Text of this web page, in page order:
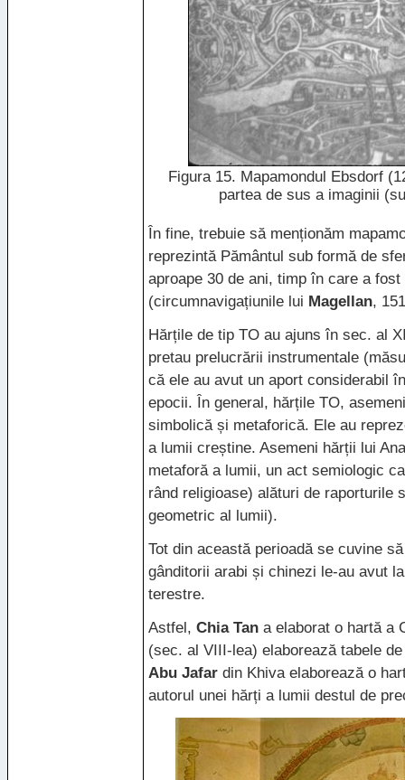
Figura 15. Mapamondul Ebsdorf
partea de sus a imaginii
În fine, trebuie să menționăm
reprezintă Pământul sub formă de
aproape 30 de ani, timp în care a
(circumnavigațiunile lui Magellan,
Hărțile de tip TO au ajuns în sec. al
pretau prelucrării instrumentale
că ele au avut un aport considerabil
epocii. În general, hărțile TO,
simbolică și metaforică. Ele au
a lumii creștine. Asemeni hărții lui
metaforă a lumii, un act semiologic
rând religioase) alături de raporturile
geometric al lumii).
Tot din această perioadă se cuvine
gânditorii arabi și chinezi le-au avut
terestre.
Astfel, Chia Tan a elaborat o hartă a
(sec. al VIII -lea) elaborează tabele
Abu Jafar din Khiva elaborează o
autorul unei hărți a lumii destul de